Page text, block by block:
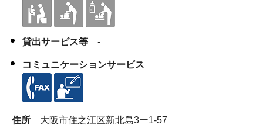
貸出サービス等 -
コミュニケーションサービス
住所 大阪市住之江区新北島3ー1-57